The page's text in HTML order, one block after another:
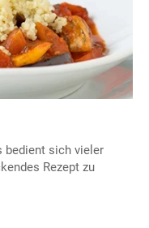
bedient sich vieler
Rezept zu